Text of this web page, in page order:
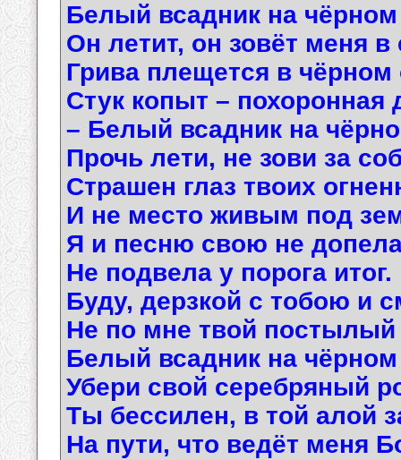
Белый всадник на чёрном
Он летит, он зовёт меня в
Грива плещется в чёрном
Стук копыт – похоронная
– Белый всадник на
Прочь лети, не зови за
Страшен глаз твоих
И не место живым под
Я и песню свою не
Не подвела у порога итог.
Буду, дерзкой с тобою и
Не по мне твой постылый
Белый всадник на чёрном
Убери свой серебряный
Ты бессилен, в той алой
На пути, что ведёт меня